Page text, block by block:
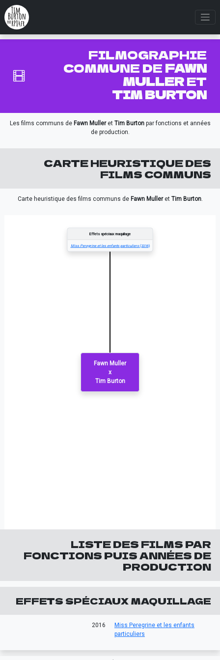
FILMOGRAPHIE
COMMUNE DEFAWN
MULLERET
TIM BURTON
Les films communs de Fawn Mulleret Tim Burtonpar fonctions et années
de production.
CARTE HEURISTIQUE DES
FILMS COMMUNS
Carte heuristique des films communs de Fawn Mulleret Tim Burton.
Fawn Muller
x
Tim Burton
Effets spéciaux maquillage
Miss Peregrine et les enfants particuliers(2016)
LISTE DES FILMS PAR
FONCTIONS PUIS ANNÉES DE
PRODUCTION
EFFETS SPÉCIAUX MAQUILLAGE
2016
Miss Peregrine et les enfants
particuliers